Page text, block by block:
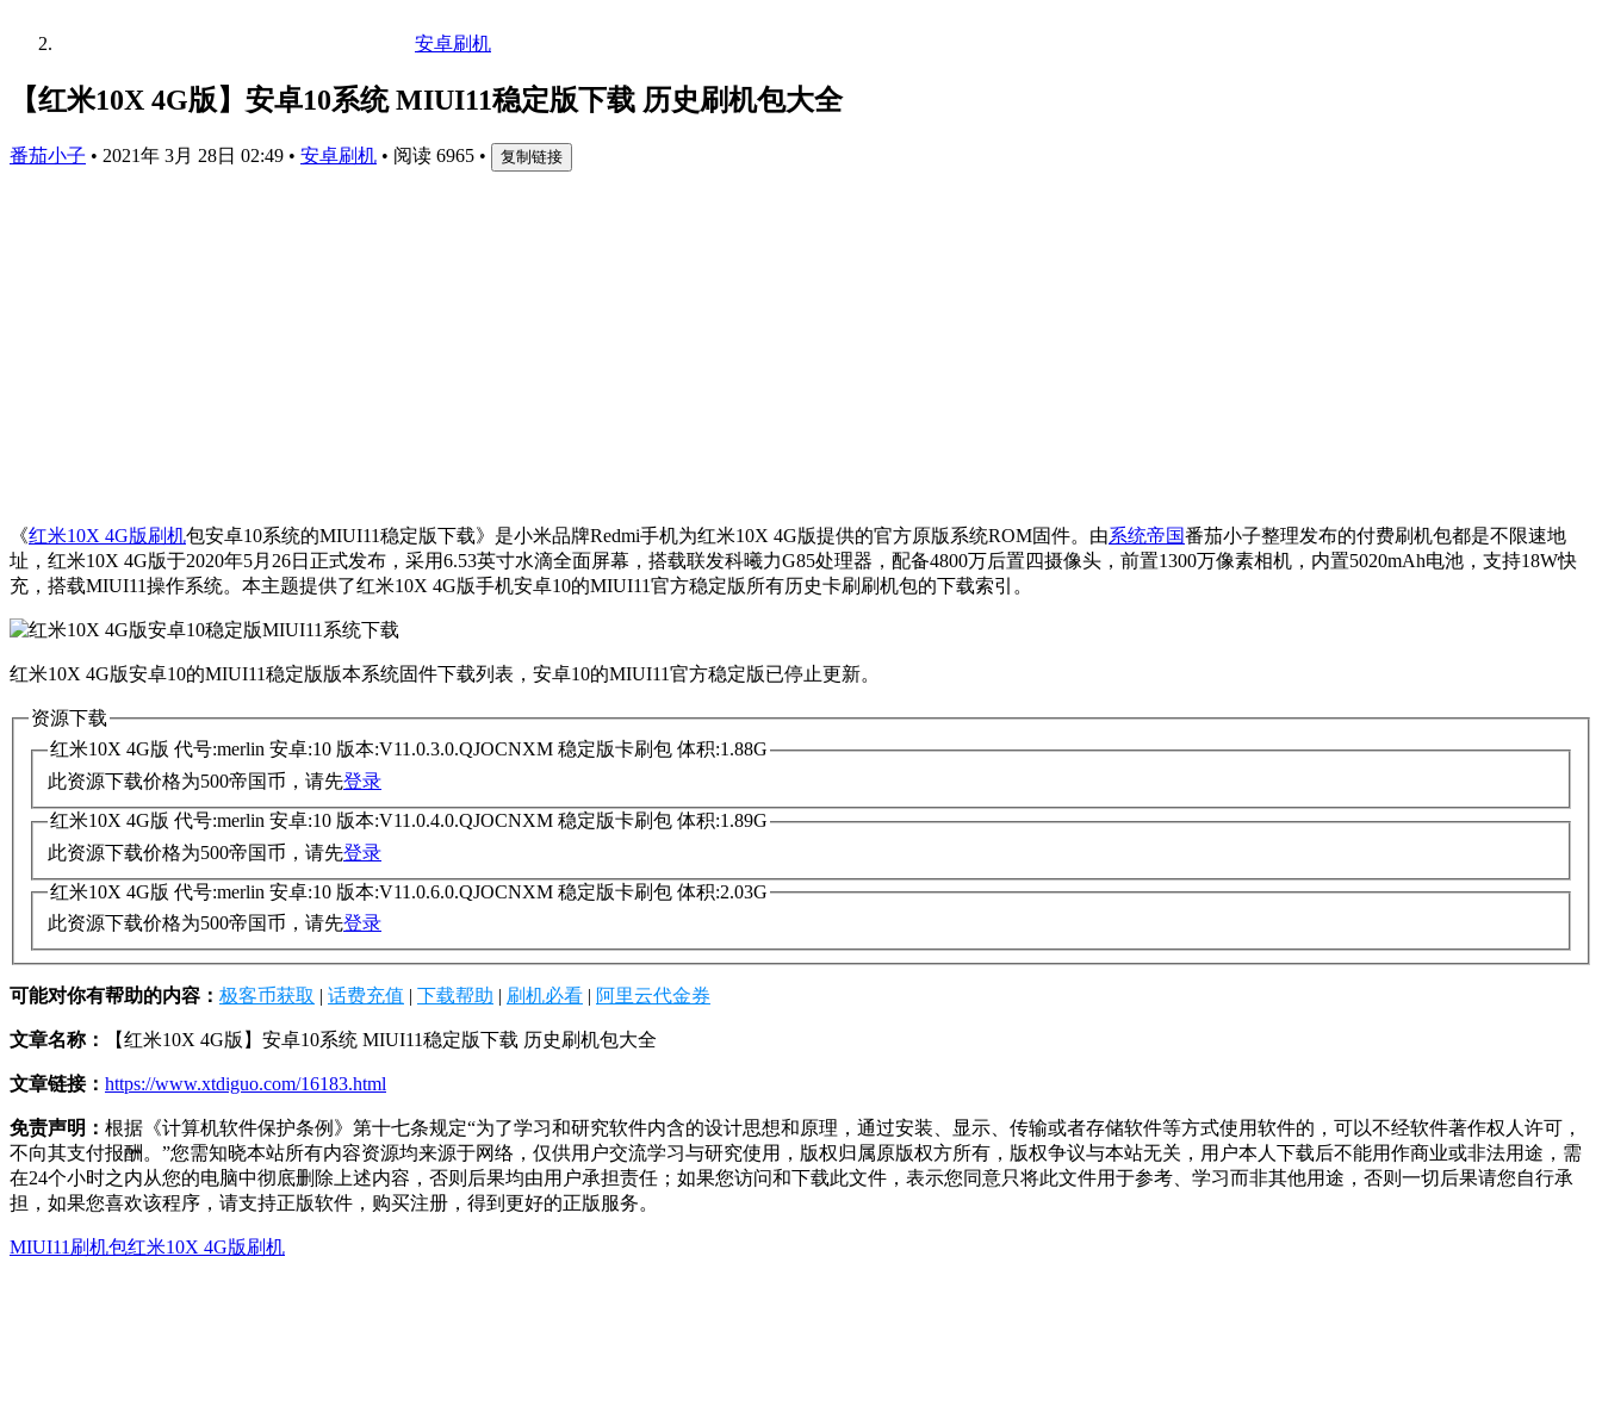
安卓刷机
【红米10X 4G版】安卓10系统 MIUI11稳定版下载 历史刷机包大全
番茄小子 • 2021年 3月 28日 02:49 • 安卓刷机 • 阅读 6965 • 复制链接
《红米10X 4G版刷机包安卓10系统的MIUI11稳定版下载》是小米品牌Redmi手机为红米10X 4G版提供的官方原版系统ROM固件。由系统帝国番茄小子整理发布的付费刷机包都是不限速地
址，红米10X 4G版于2020年5月26日正式发布，采用6.53英寸水滴全面屏幕，搭载联发科曦力G85处理器，配备4800万后置四摄像头，前置1300万像素相机，内置5020mAh电池，支持18W快
充，搭载MIUI11操作系统。本主题提供了红米10X 4G版手机安卓10的MIUI11官方稳定版所有历史卡刷刷机包的下载索引。
红米10X 4G版安卓10的MIUI11稳定版版本系统固件下载列表，安卓10的MIUI11官方稳定版已停止更新。
资源下载
红米10X 4G版 代号:merlin 安卓:10 版本:V11.0.3.0.QJOCNXM 稳定版卡刷包 体积:1.88G
此资源下载价格为500帝国币，请先登录
红米10X 4G版 代号:merlin 安卓:10 版本:V11.0.4.0.QJOCNXM 稳定版卡刷包 体积:1.89G
此资源下载价格为500帝国币，请先登录
红米10X 4G版 代号:merlin 安卓:10 版本:V11.0.6.0.QJOCNXM 稳定版卡刷包 体积:2.03G
此资源下载价格为500帝国币，请先登录
可能对你有帮助的内容： 极客币获取 | 话费充值 | 下载帮助 | 刷机必看 | 阿里云代金券
文章名称： 【红米10X 4G版】安卓10系统 MIUI11稳定版下载 历史刷机包大全
文章链接： https://www.xtdiguo.com/16183.html
免责声明： 根据《计算机软件保护条例》第十七条规定“为了学习和研究软件内含的设计思想和原理，通过安装、显示、传输或者存储软件等方式使用软件的，可以不经软件著作权人许可，
不向其支付报酬。”您需知晓本站所有内容资源均来源于网络，仅供用户交流学习与研究使用，版权归属原版权方所有，版权争议与本站无关，用户本人下载后不能用作商业或非法用途，需
在24个小时之内从您的电脑中彻底删除上述内容，否则后果均由用户承担责任；如果您访问和下载此文件，表示您同意只将此文件用于参考、学习而非其他用途，否则一切后果请您自行承
担，如果您喜欢该程序，请支持正版软件，购买注册，得到更好的正版服务。
MIUI11刷机包红米10X 4G版刷机